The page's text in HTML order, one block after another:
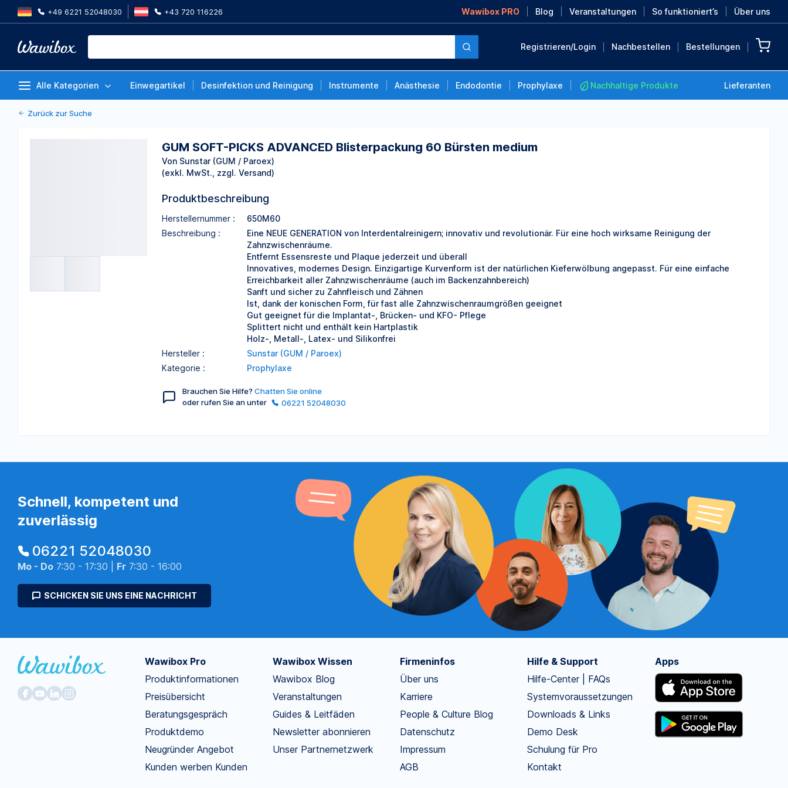
+49 6221 52048030 +43 720 116226 Wawibox PRO Blog Veranstaltungen So funktioniert’s Über uns
Registrieren/Login Nachbestellen Bestellungen
Alle Kategorien Einwegartikel Desinfektion und Reinigung Instrumente Anästhesie Endodontie Prophylaxe Nachhaltige Produkte Lieferanten
MEHR ENTDECKEN
GUM SOFT-PICKS ADVANCED Blisterpackung 60
Zurück zur Suche
GUM SOFT-PICKS ADVANCED Blisterpackung 60 Bürsten medium
Von Sunstar (GUM / Paroex)
(exkl. MwSt., zzgl. Versand)
Produktbeschreibung
Herstellernummer :
650M60
Beschreibung :
Eine NEUE GENERATION von Interdentalreinigern; innovativ und revolutionär. Für eine hoch wirksame Reinigung der
Zahnzwischenräume.
Entfernt Essensreste und Plaque jederzeit und überall
Innovatives, modernes Design. Einzigartige Kurvenform ist der natürlichen Kieferwölbung angepasst. Für eine einfache
Erreichbarkeit aller Zahnzwischenräume (auch im Backenzahnbereich)
Sanft und sicher zu Zahnfleisch und Zähnen
Ist, dank der konischen Form, für fast alle Zahnzwischenraumgrößen geeignet
Gut geeignet für die Implantat-, Brücken- und KFO- Pflege
Splittert nicht und enthält kein Hartplastik
Holz-, Metall-, Latex- und Silikonfrei
Hersteller :
Sunstar (GUM / Paroex)
Kategorie :
Prophylaxe
Brauchen Sie Hilfe? Chatten Sie online
oder rufen Sie an unter
06221 52048030
Schnell, kompetent und
zuverlässig
06221 52048030
Mo - Do 7:30 - 17:30 | Fr 7:30 - 16:00
SCHICKEN SIE UNS EINE NACHRICHT
Wawibox Pro
Produktinformationen
Preisübersicht
Beratungsgespräch
Produktdemo
Neugründer Angebot
Kunden werben Kunden
Wawibox Wissen
Wawibox Blog
Veranstaltungen
Guides & Leitfäden
Newsletter abonnieren
Unser Partnernetzwerk
Firmeninfos
Über uns
Karriere
People & Culture Blog
Datenschutz
Impressum
AGB
Hilfe & Support
Hilfe-Center | FAQs
Systemvoraussetzungen
Downloads & Links
Demo Desk
Schulung für Pro
Kontakt
Apps